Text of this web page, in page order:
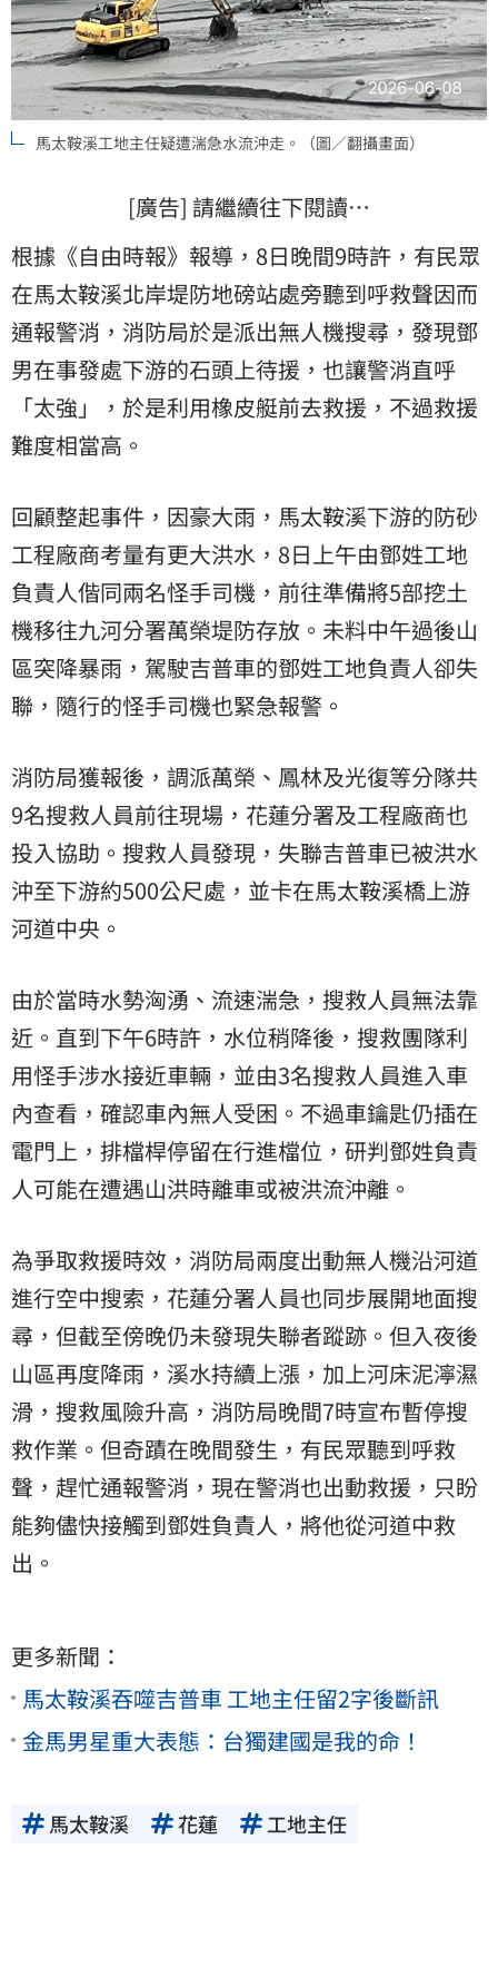
馬太鞍溪工地主任疑遭湍急水流沖走。（圖／翻攝畫面）
[廣告] 請繼續往下閱讀…
根據《自由時報》報導，8日晚間9時許，有民眾
在馬太鞍溪北岸堤防地磅站處旁聽到呼救聲因而
通報警消，消防局於是派出無人機搜尋，發現鄧
男在事發處下游的石頭上待援，也讓警消直呼
「太強」，於是利用橡皮艇前去救援，不過救援
難度相當高。
回顧整起事件，因豪大雨，馬太鞍溪下游的防砂
工程廠商考量有更大洪水，8日上午由鄧姓工地
負責人偕同兩名怪手司機，前往準備將5部挖土
機移往九河分署萬榮堤防存放。未料中午過後山
區突降暴雨，駕駛吉普車的鄧姓工地負責人卻失
聯，隨行的怪手司機也緊急報警。
消防局獲報後，調派萬榮、鳳林及光復等分隊共
9名搜救人員前往現場，花蓮分署及工程廠商也
投入協助。搜救人員發現，失聯吉普車已被洪水
沖至下游約500公尺處，並卡在馬太鞍溪橋上游
河道中央。
由於當時水勢洶湧、流速湍急，搜救人員無法靠
近。直到下午6時許，水位稍降後，搜救團隊利
用怪手涉水接近車輛，並由3名搜救人員進入車
內查看，確認車內無人受困。不過車鑰匙仍插在
電門上，排檔桿停留在行進檔位，研判鄧姓負責
人可能在遭遇山洪時離車或被洪流沖離。
為爭取救援時效，消防局兩度出動無人機沿河道
進行空中搜索，花蓮分署人員也同步展開地面搜
尋，但截至傍晚仍未發現失聯者蹤跡。但入夜後
山區再度降雨，溪水持續上漲，加上河床泥濘濕
滑，搜救風險升高，消防局晚間7時宣布暫停搜
救作業。但奇蹟在晚間發生，有民眾聽到呼救
聲，趕忙通報警消，現在警消也出動救援，只盼
能夠儘快接觸到鄧姓負責人，將他從河道中救
出。
更多新聞：
馬太鞍溪吞噬吉普車 工地主任留2字後斷訊
金馬男星重大表態：台獨建國是我的命！
馬太鞍溪 花蓮 工地主任